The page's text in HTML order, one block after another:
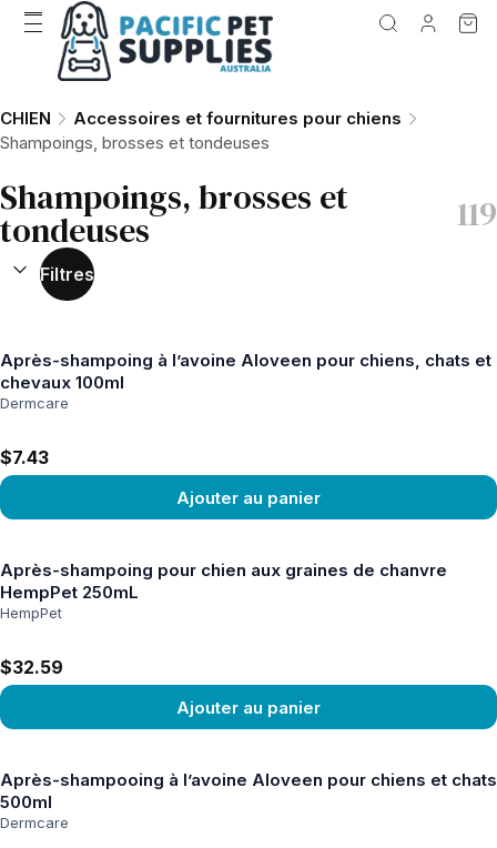
CHIEN
Accessoires et fournitures pour chiens
Shampoings, brosses et tondeuses
Shampoings, brosses et
tondeuses 119
TRIER PAR :
Filtres
Après-shampoing à l’avoine Aloveen pour chiens, chats et
chevaux 100ml
Dermcare
$7.43
Ajouter au panier
Après-shampoing pour chien aux graines de chanvre
HempPet 250mL
HempPet
$32.59
Ajouter au panier
Après-shampooing à l’avoine Aloveen pour chiens et chats
500ml
Dermcare